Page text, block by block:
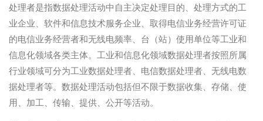
处理者是指数据处理活动中自主决定处理目的、处理方式的工
业企业、软件和信息技术服务企业、取得电信业务经营许可证
的电信业务经营者和无线电频率、台（站）使用单位等工业和
信息化领域各类主体。工业和信息化领域数据处理者按照所属
行业领域可分为工业数据处理者、电信数据处理者、无线电数
据处理者等。数据处理活动包括但不限于数据收集、存储、使
用、加工、传输、提供、公开等活动。